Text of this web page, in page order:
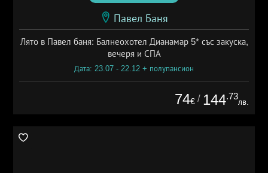
Павел Баня
Лято в Павел баня: Балнеохотел Дианамар 5* със закуска,
вечеря и СПА
Дата: 23.07 - 22.12 + полупансион
74€ / 144.73
лв.